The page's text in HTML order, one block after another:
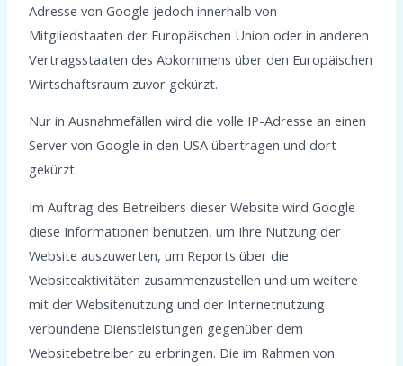
Adresse von Google jedoch innerhalb von
Mitgliedstaaten der Europäischen Union oder in anderen
Vertragsstaaten des Abkommens über den Europäischen
Wirtschaftsraum zuvor gekürzt.
Nur in Ausnahmefällen wird die volle IP-Adresse an einen
Server von Google in den USA übertragen und dort
gekürzt.
Im Auftrag des Betreibers dieser Website wird Google
diese Informationen benutzen, um Ihre Nutzung der
Website auszuwerten, um Reports über die
Websiteaktivitäten zusammenzustellen und um weitere
mit der Websitenutzung und der Internetnutzung
verbundene Dienstleistungen gegenüber dem
Websitebetreiber zu erbringen. Die im Rahmen von